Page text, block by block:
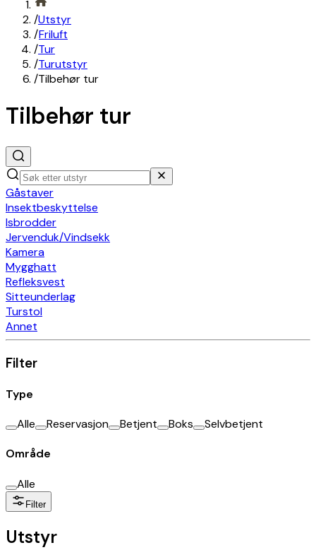
/Utstyr
/Friluft
/Tur
/Turutstyr
/Tilbehør tur
Tilbehør tur
Gåstaver
Insektbeskyttelse
Isbrodder
Jervenduk/Vindsekk
Kamera
Mygghatt
Refleksvest
Sitteunderlag
Turstol
Annet
Filter
Type
Alle Reservasjon Betjent Boks Selvbetjent
Område
Alle
Filter
Utstyr